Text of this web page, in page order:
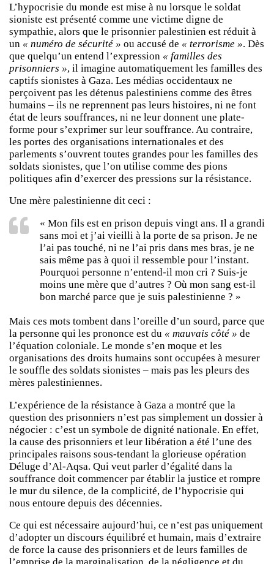
L’hypocrisie du monde est mise à nu lorsque le soldat
sioniste est présenté comme une victime digne de
sympathie, alors que le prisonnier palestinien est réduit à
un « numéro de sécurité » ou accusé de « terrorisme ». Dès
que quelqu’un entend l’expression « familles des
prisonniers », il imagine automatiquement les familles des
captifs sionistes à Gaza. Les médias occidentaux ne
perçoivent pas les détenus palestiniens comme des êtres
humains – ils ne reprennent pas leurs histoires, ni ne font
état de leurs souffrances, ni ne leur donnent une plate-
forme pour s’exprimer sur leur souffrance. Au contraire,
les portes des organisations internationales et des
parlements s’ouvrent toutes grandes pour les familles des
soldats sionistes, que l’on utilise comme des pions
politiques afin d’exercer des pressions sur la résistance.
Une mère palestinienne dit ceci :
« Mon fils est en prison depuis vingt ans. Il a grandi
sans moi et j’ai vieilli à la porte de sa prison. Je ne
l’ai pas touché, ni ne l’ai pris dans mes bras, je ne
sais même pas à quoi il ressemble pour l’instant.
Pourquoi personne n’entend-il mon cri ? Suis-je
moins une mère que d’autres ? Où mon sang est-il
bon marché parce que je suis palestinienne ? »
Mais ces mots tombent dans l’oreille d’un sourd, parce que
la personne qui les prononce est du « mauvais côté » de
l’équation coloniale. Le monde s’en moque et les
organisations des droits humains sont occupées à mesurer
le souffle des soldats sionistes – mais pas les pleurs des
mères palestiniennes.
L’expérience de la résistance à Gaza a montré que la
question des prisonniers n’est pas simplement un dossier à
négocier : c’est un symbole de dignité nationale. En effet,
la cause des prisonniers et leur libération a été l’une des
principales raisons sous-tendant la glorieuse opération
Déluge d’Al-Aqsa. Qui veut parler d’égalité dans la
souffrance doit commencer par établir la justice et rompre
le mur du silence, de la complicité, de l’hypocrisie qui
nous entoure depuis des décennies.
Ce qui est nécessaire aujourd’hui, ce n’est pas uniquement
d’adopter un discours équilibré et humain, mais d’extraire
de force la cause des prisonniers et de leurs familles de